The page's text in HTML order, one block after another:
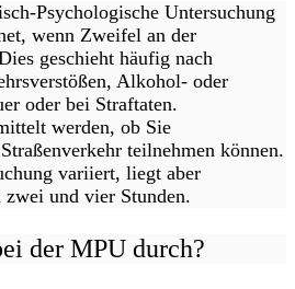
Psychologische Untersuchung
wenn Zweifel an der
geschieht häufig nach
Alkohol- oder
oder bei Straftaten.
werden, ob Sie
teilnehmen können.
variiert, liegt aber
und vier Stunden.
der MPU durch?